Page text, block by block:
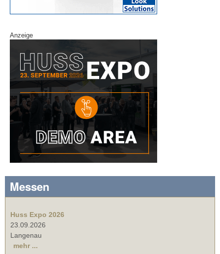
Anzeige
Messen
Huss Expo 2026
23.09.2026
Langenau
mehr ...